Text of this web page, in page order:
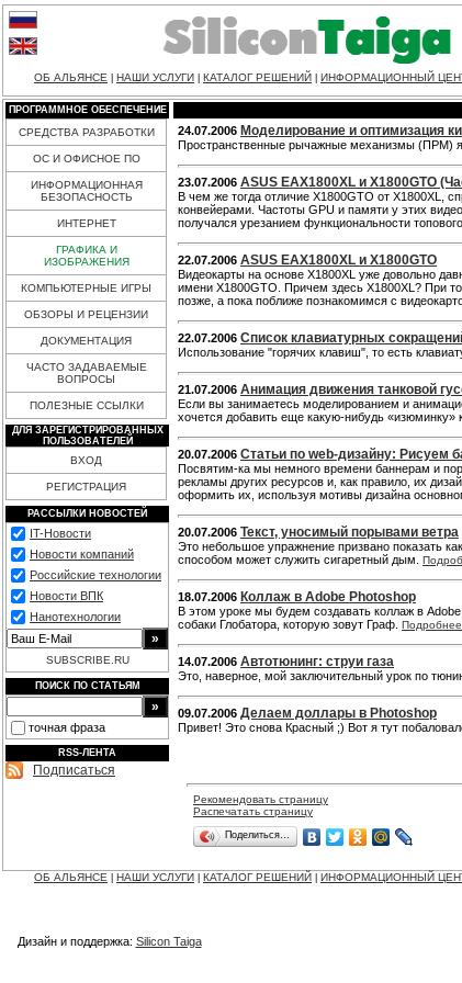
ОБ АЛЬЯНСЕ НАШИ УСЛУГИ КАТАЛОГ РЕШЕНИЙ ИНФОРМАЦИОННЫЙ
ПРОГРАММНОЕ ОБЕСПЕЧЕНИЕ
СРЕДСТВА РАЗРАБОТКИ
ОС И ОФИСНОЕ ПО
ИНФОРМАЦИОННАЯ
БЕЗОПАСНОСТЬ
ИНТЕРНЕТ
ГРАФИКА И
ИЗОБРАЖЕНИЯ
КОМПЬЮТЕРНЫЕ ИГРЫ
ОБЗОРЫ И РЕЦЕНЗИИ
ДОКУМЕНТАЦИЯ
ЧАСТО ЗАДАВАЕМЫЕ
ВОПРОСЫ
ПОЛЕЗНЫЕ ССЫЛКИ
ДЛЯ ЗАРЕГИСТРИРОВАННЫХ
ПОЛЬЗОВАТЕЛЕЙ
ВХОД
РЕГИСТРАЦИЯ
РАССЫЛКИ НОВОСТЕЙ
IT-Новости
Новости компаний
Российские технологии
Новости ВПК
Нанотехнологии
SUBSCRIBE.RU
ПОИСК ПО СТАТЬЯМ
точная фраза
RSS-ЛЕНТА
Подписаться
24.07.2006 Моделирование и оптимизация
Пространственные рычажные механизмы (ПРМ)
23.07.2006 ASUS EAX1800XL и X1800GTO
В чем же тогда отличие X1800GTO от X1800XL,
конвейерами. Частоты GPU и памяти у этих
получался урезанием функциональности
22.07.2006 ASUS EAX1800XL и X1800GTO
Видеокарты на основе X1800XL уже довольно
имени X1800GTO. Причем здесь X1800XL? При
позже, а пока поближе познакомимся с
22.07.2006 Список клавиатурных
Использование "горячих клавиш", то есть
21.07.2006 Анимация движения танковой
Если вы занимаетесь моделированием и
хочется добавить еще какую-нибудь «изюминку»
20.07.2006 Статьи по web-дизайну: Рисуем
Посвятим-ка мы немного времени баннерам и
рекламы других ресурсов и, как правило, их
оформить их, используя мотивы дизайна
20.07.2006 Текст, уносимый порывами ветра
Это небольшое упражнение призвано показать
способом может служить сигаретный дым.
18.07.2006 Коллаж в Adobe Photoshop
В этом уроке мы будем создавать коллаж в
собаки Глобатора, которую зовут Граф. Подробнее
14.07.2006 Автотюнинг: струи газа
Это, наверное, мой заключительный урок по
09.07.2006 Делаем доллары в Photoshop
Привет! Это снова Красный ;) Вот я тут
Рекомендовать страницу
Распечатать страницу
Поделиться…
ОБ АЛЬЯНСЕ НАШИ УСЛУГИ КАТАЛОГ РЕШЕНИЙ ИНФОРМАЦИОННЫЙ
Дизайн и поддержка: Silicon Taiga